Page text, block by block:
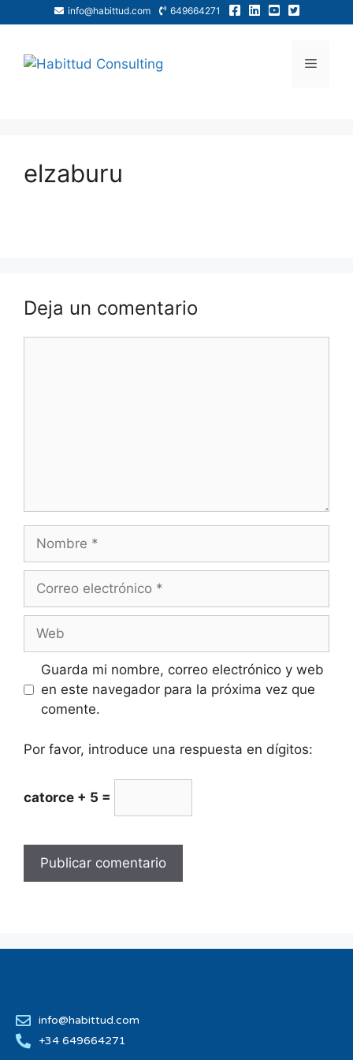
info@habittud.com 649664271
elzaburu
Deja un comentario
Guarda mi nombre, correo electrónico y web
en este navegador para la próxima vez que
comente.
Por favor, introduce una respuesta en dígitos:
catorce + 5 =
info@habittud.com
+34 649664271